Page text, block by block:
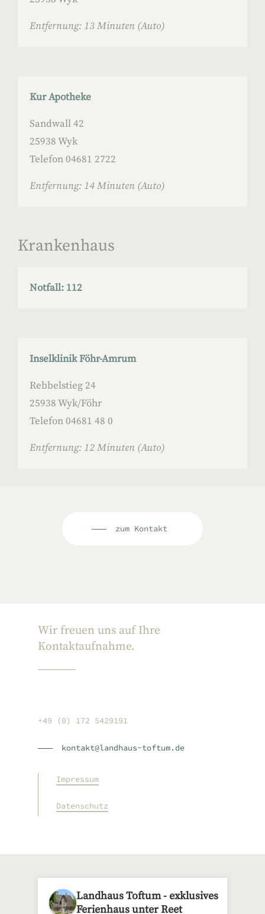
Entfernung: 13 Minuten (Auto)
Kur Apotheke
Sandwall 42
25938 Wyk
Telefon 04681 2722
Entfernung: 14 Minuten (Auto)
Krankenhaus
Notfall: 112
Inselklinik Föhr-Amrum
Rebbelstieg 24
25938 Wyk/Föhr
Telefon 04681 48 0
Entfernung: 12 Minuten (Auto)
zum Kontakt
Wir freuen uns auf Ihre
Kontaktaufnahme.
+49 (0) 172 5429191
kontakt@landhaus-toftum.de
Impressum
Datenschutz
Landhaus Toftum - exklusives
Ferienhaus unter Reet